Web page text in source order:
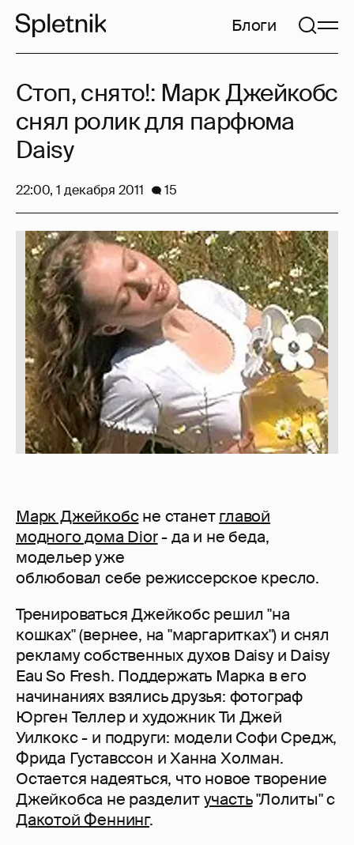
Блоги
Марк Джейкобсне станетглавой
модного дома Dior- да и не беда,
модельер уже
облюбовал себе режиссерское кресло.
Тренироваться Джейкобс решил "на
кошках" (вернее, на "маргаритках") и снял
рекламу собственных духов Daisy и Daisy
Eau So Fresh. Поддержать Марка в его
начинаниях взялись друзья: фотограф
Юрген Теллер и художник Ти Джей
Уилкокс - и подруги: модели Софи Средж,
Фрида Густавссон и Ханна Холман.
Остается надеяться, что новое творение
Джейкобса не разделитучасть"Лолиты" с
Дакотой Феннинг.
Стоп, снято!: Марк Джейкобс
снял ролик для парфюма
Daisy
22:00, 1 декабря 2011 15